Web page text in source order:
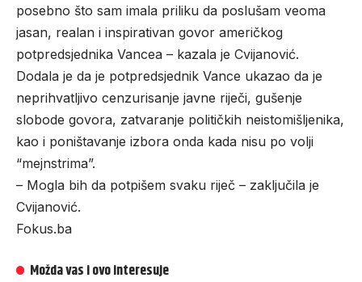
posebno što sam imala priliku da poslušam veoma
jasan, realan i inspirativan govor američkog
potpredsjednika Vancea – kazala je Cvijanović.
Dodala je da je potpredsjednik Vance ukazao da je
neprihvatljivo cenzurisanje javne riječi, gušenje
slobode govora, zatvaranje političkih neistomišljenika,
kao i poništavanje izbora onda kada nisu po volji
“mejnstrima”.
– Mogla bih da potpišem svaku riječ – zaključila je
Cvijanović.
Fokus.ba
Možda vas i ovo interesuje